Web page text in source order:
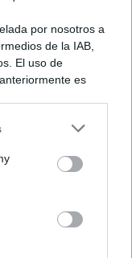
por nosotros a
de la IAB,
El uso de
es
audiencia.
de
opción de
en cuenta que
exclusión, es
preside el título de
crees? De terminar
que este modelo
toca esperar a